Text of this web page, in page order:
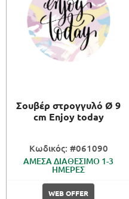
Σουβέρ στρογγυλό Ø 9
cm Enjoy today
Κωδικός: #061090
ΑΜΕΣΑ ΔΙΑΘΕΣΙΜΟ 1-3
ΗΜΕΡΕΣ
WEB OFFER